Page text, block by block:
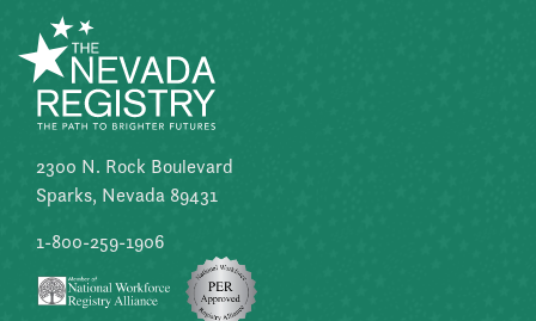
2300 N. Rock Boulevard
Sparks, Nevada 89431
1-800-259-1906